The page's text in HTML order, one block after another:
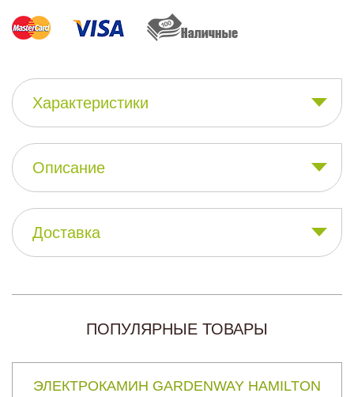
Характеристики
Описание
Доставка
ПОПУЛЯРНЫЕ ТОВАРЫ
ЭЛЕКТРОКАМИН GARDENWAY HAMILTON